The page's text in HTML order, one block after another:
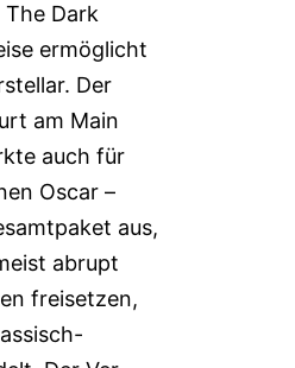
The Dark
ermöglicht
Der
am Main
auch für
Oscar –
aus,
abrupt
freisetzen,